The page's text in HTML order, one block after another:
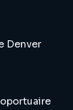
Denver